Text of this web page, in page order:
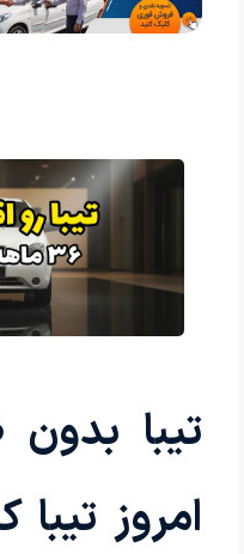
تیبا
امروز تیبا